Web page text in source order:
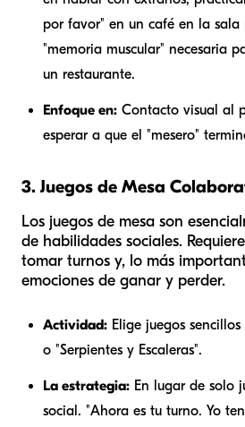
por favor" en un café en la sala
"memoria muscular" necesaria
un restaurante.
Enfoque en: Contacto visual al
esperar a que el "mesero"
3. Juegos de Mesa
Los juegos de mesa son
de habilidades sociales.
tomar turnos y, lo más
emociones de ganar y perder.
Actividad: Elige juegos
o "Serpientes y Escaleras".
La estrategia: En lugar de solo
social. "Ahora es tu turno. Yo